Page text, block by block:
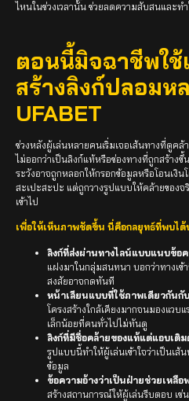
ไหนในช่วงเวลานั้น ช่วยลดความสับสนและท
ตอนนี้มิจฉาชีพใช้
สร้างลิงก์ปลอมห
UFABET
ช่วงหลังผู้เล่นหลายคนเริ่มเจอเส้นทางที่ดูค
ไม่ออกว่าเป็นลิงก์แท้หรือช่องทางที่ถูกสร้าง
ระวังอาจถูกหลอกให้กรอกข้อมูลหรือโอนเงิน
สะเปะสะปะ แต่ถูกวางรูปแบบให้คล้ายของ
เข้าไป
เพื่อให้เห็นภาพชัดขึ้น นี่คือกลยุทธ์ที่พบไ
ลิงก์ที่ส่งผ่านทางไลน์แบบแนบข้อ
แฝงมาในกลุ่มสนทนา บอกว่าทางเข้
สงสัยอาจกดทันที
หน้าเลียนแบบที่ใช้ภาพเดียวกันกั
โครงสร้างใกล้เคียงมากจนมองแวบ
เล็กน้อยที่คนทั่วไปไม่ทันดู
ลิงก์ที่มีชื่อคล้ายของแท้แต่แอบเติ
รูปแบบนี้ทำให้ผู้เล่นเข้าใจว่าเป็นเส้
ข้อมูล
ข้อความอ้างว่าเป็นฝ่ายช่วยเหลื
สร้างสถานการณ์ให้ผู้เล่นรีบตอบ